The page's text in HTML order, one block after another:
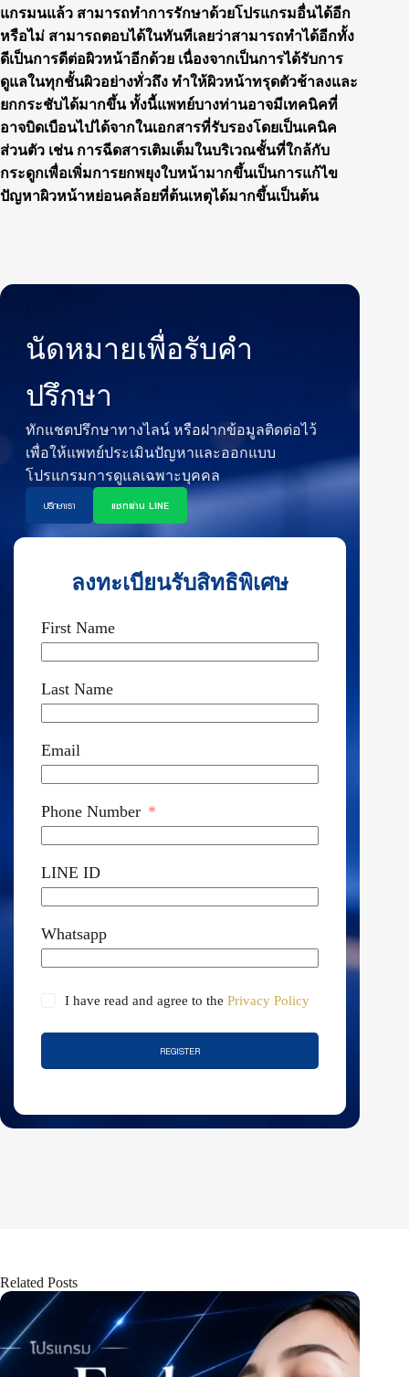
แกรมนแล้ว สามารถทำการรักษาด้วยโปรแกรมอื่นได้อีก
หรือไม่ สามารถตอบได้ในทันทีเลยว่าสามารถทำได้อีกทั้ง
ดีเป็นการดีต่อผิวหน้าอีกด้วย เนื่องจากเป็นการได้รับการ
ดูแลในทุกชั้นผิวอย่างทั่วถึง ทำให้ผิวหน้าทรุดตัวช้าลงและ
ยกกระชับได้มากขึ้น ทั้งนี้แพทย์บางท่านอาจมีเทคนิคที่
อาจบิดเบือนไปได้จากในเอกสารที่รับรองโดยเป็นเคนิค
ส่วนตัว เช่น การฉีดสารเติมเต็มในบริเวณชั้นที่ใกล้กับ
กระดูกเพื่อเพิ่มการยกพยุงใบหน้ามากขึ้นเป็นการแก้ไข
ปัญหาผิวหน้าหย่อนคล้อยที่ต้นเหตุได้มากขึ้นเป็นต้น
นัดหมายเพื่อรับคำ
ปรึกษา
ทักแชตปรึกษาทางไลน์ หรือฝากข้อมูลติดต่อไว้
เพื่อให้แพทย์ประเมินปัญหาและออกแบบ
โปรแกรมการดูแลเฉพาะบุคคล
ปรึกษาเรา
แชทผ่าน LINE
ลงทะเบียนรับสิทธิพิเศษ
First Name
Last Name
Email
Phone Number
LINE ID
Whatsapp
I have read and agree to the Privacy Policy
REGISTER
Related Posts